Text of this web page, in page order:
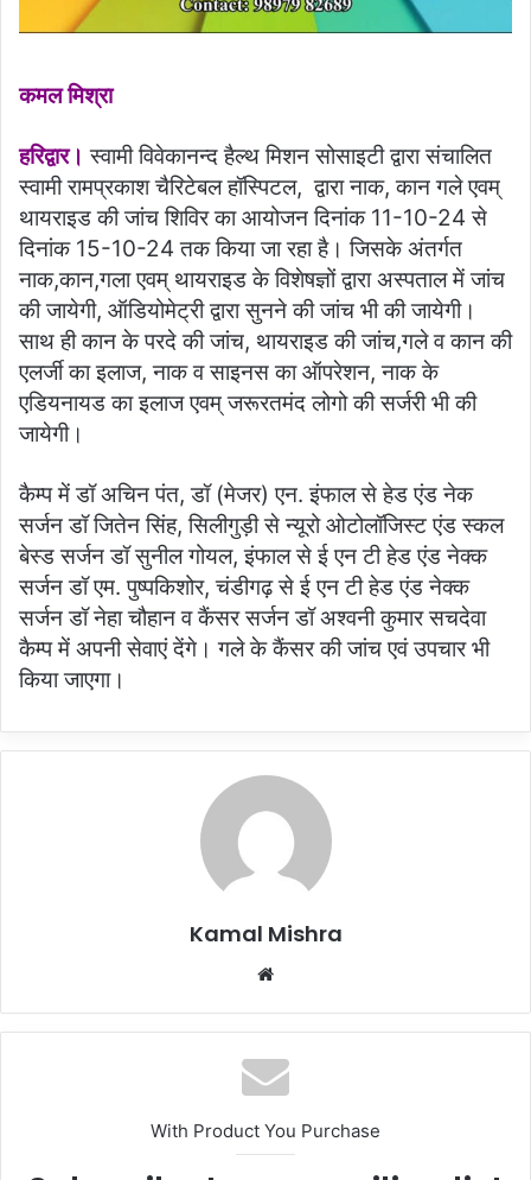
कमल मिश्रा
हरिद्वार। स्वामी विवेकानन्द हैल्थ मिशन सोसाइटी द्वारा संचालित
स्वामी रामप्रकाश चैरिटेबल हॉस्पिटल, द्वारा नाक, कान गले एवम्
थायराइड की जांच शिविर का आयोजन दिनांक 11-10-24 से
दिनांक 15-10-24 तक किया जा रहा है। जिसके अंतर्गत
नाक,कान,गला एवम् थायराइड के विशेषज्ञों द्वारा अस्पताल में जांच
की जायेगी, ऑडियोमेट्री द्वारा सुनने की जांच भी की जायेगी।
साथ ही कान के परदे की जांच, थायराइड की जांच,गले व कान की
एलर्जी का इलाज, नाक व साइनस का ऑपरेशन, नाक के
एडियनायड का इलाज एवम् जरूरतमंद लोगो की सर्जरी भी की
जायेगी।
कैम्प में डॉ अचिन पंत, डॉ (मेजर) एन. इंफाल से हेड एंड नेक
सर्जन डॉ जितेन सिंह, सिलीगुड़ी से न्यूरो ओटोलॉजिस्ट एंड स्कल
बेस्ड सर्जन डॉ सुनील गोयल, इंफाल से ई एन‌ टी हेड एंड नेक्क
सर्जन डॉ एम. पुष्पकिशोर, चंडीगढ़ से ई एन‌ टी हेड एंड नेक्क
सर्जन डॉ नेहा चौहान व कैंसर सर्जन डॉ अश्वनी कुमार सचदेवा
कैम्प में अपनी सेवाएं देंगे। गले के कैंसर की जांच एवं उपचार भी
किया जाएगा।
Kamal Mishra
Website
With Product You Purchase